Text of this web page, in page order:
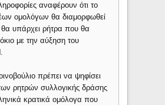
αναφέρουν ότι το
ομολόγων θα διαμορφωθεί
υπάρχει ρήτρα που θα
με την αύξηση του
πρέπει να ψηφίσει
ρητρών συλλογικής δράσης
κρατικά ομόλογα που